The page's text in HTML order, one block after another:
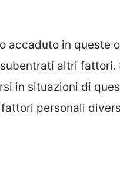
accaduto in queste
altri fattori.
in situazioni di
personali